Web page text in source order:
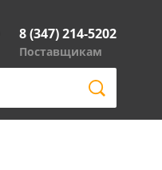
8 (347) 214-5202
Поставщикам